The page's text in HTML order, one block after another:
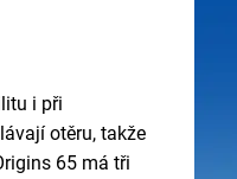
i při
otěru, takže
65 má tři